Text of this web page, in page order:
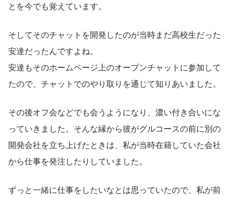
とを今でも覚えています。
そしてそのチャットを開発したのが当時まだ高校生だった
安達だったんですよね。
安達もそのホームページ上のオープンチャットに参加して
たので、チャットでのやり取りを通じて知りあいました。
その後オフ会などでも会うようになり、濃い付き合いにな
っていきました。そんな縁から彼がグルコースの前に別の
開発会社を立ち上げたときは、私が当時在籍していた会社
から仕事を発注したりしていました。
ずっと一緒に仕事をしたいなとは思っていたので、私が前